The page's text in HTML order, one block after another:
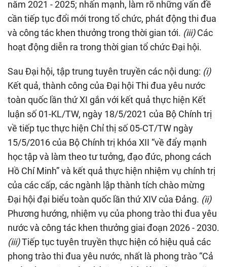
năm 2021 - 2025; nhấn mạnh, làm rõ những vấn đề
cần tiếp tục đổi mới trong tổ chức, phát động thi đua
và công tác khen thưởng trong thời gian tới. (iii)Các
hoạt động diễn ra trong thời gian tổ chức Đại hội.
Sau Đại hội, tập trung tuyên truyền các nội dung: (i)
Kết quả, thành công của Đại hội Thi đua yêu nước
toàn quốc lần thứ XI gắn với kết quả thực hiện Kết
luận số 01-KL/TW, ngày 18/5/2021 của Bộ Chính trị
về tiếp tục thực hiện Chỉ thị số 05-CT/TW ngày
15/5/2016 của Bộ Chính trị khóa XII “về đẩy mạnh
học tập và làm theo tư tưởng, đạo đức, phong cách
Hồ Chí Minh” và kết quả thực hiện nhiệm vụ chính trị
của các cấp, các ngành lập thành tích chào mừng
Đại hội đại biểu toàn quốc lần thứ XIV của Đảng. (ii)
Phương hướng, nhiệm vụ của phong trào thi đua yêu
nước và công tác khen thưởng giai đoạn 2026 - 2030.
(iii)Tiếp tục tuyên truyền thực hiện có hiệu quả các
phong trào thi đua yêu nước, nhất là phong trào “Cả